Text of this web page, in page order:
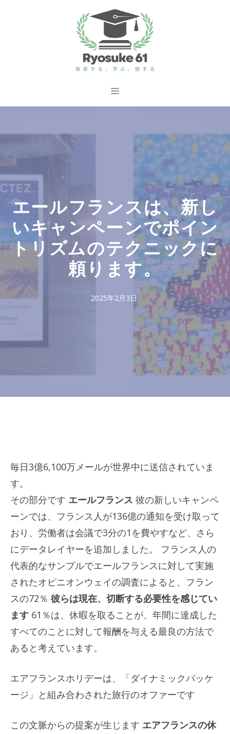
ス
メ
エールフランスは、新し
いキャンペーンでポイン
トリズムのテクニックに
頼ります。
2025年2月3日
毎日3億6,100万メールが世界中に送信されていま
す。
その部分です エールフランス 彼の新しいキャンペ
ーンでは、フランス人が136億の通知を受け取って
おり、労働者は会議で3分の1を費やすなど、さら
にデータレイヤーを追加しました。
フランス人の
代表的なサンプルでエールフランスに対して実施
されたオピニオンウェイの調査によると、フラン
スの72％ 彼らは現在、切断する必要性を感じてい
ます 61％は、休暇を取ることが、年間に達成した
すべてのことに対して報酬を与える最良の方法で
あると考えています。
エアフランスホリデーは、「ダイナミックパッケ
ージ」と組み合わされた旅行のオファーです
この文脈からの提案が生じます エアフランスの休